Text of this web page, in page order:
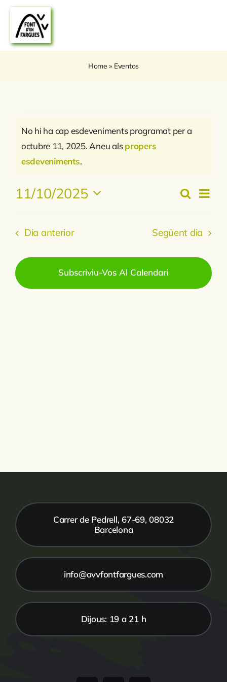
Skip
content
Home » Eventos
Esdeveniments
Del
Octubre
11,
2025
Avís
No hi ha cap esdeveniments programat per a
octubre 11, 2025. Aneu alspropers
esdeveniments.
Cerca
Dia
11/10/2025
data.
Dia anterior Següent dia
Subscriviu-Vos Al Calendari
Carrer de Pedrell, 67-69, 08032
Barcelona
info@avvfontfargues.com
Dijous: 19 a 21 h